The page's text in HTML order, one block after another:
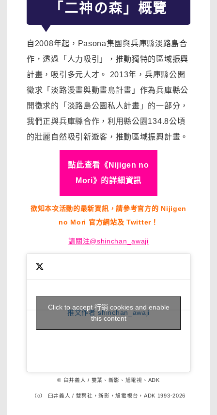
「二神の森」概覽
自2008年起，Pasona集團與兵庫縣淡路島合
作，透過「人力吸引」，推動獨特的區域振興
計畫，吸引多元人才。 2013年，兵庫縣公開
徵求「淡路漫畫與動畫島計畫」作為兵庫縣公
開徵求的「淡路島公園私人計畫」的一部分，
我們正與兵庫縣合作，利用縣公園134.8公頃
的壯麗自然吸引新遊客，推動區域振興計畫。
點此查看《Nijigen no
Mori》的詳細資訊
欲知本次活動的最新資訊，請參考官方的 Nijigen
no Mori 官方網站及 Twitter！
請關注@shinchan_awaji
推文作者 shinchan_awaji
Click to accept 行銷 cookies and enable
this content
© 臼井義人 / 雙葉、新影、旭電視、ADK
（c） 臼井義人 / 雙葉社，新影，旭電視台，ADK 1993-2026